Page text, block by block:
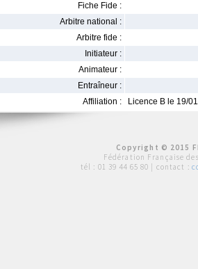
Fiche Fide :
Arbitre national :
Arbitre fide :
Initiateur :
Animateur :
Entraîneur :
Affiliation :
Licence B le 19/
Copyright © 2015
Fédération Française
tél : 01 39 44 65 80 | contact :